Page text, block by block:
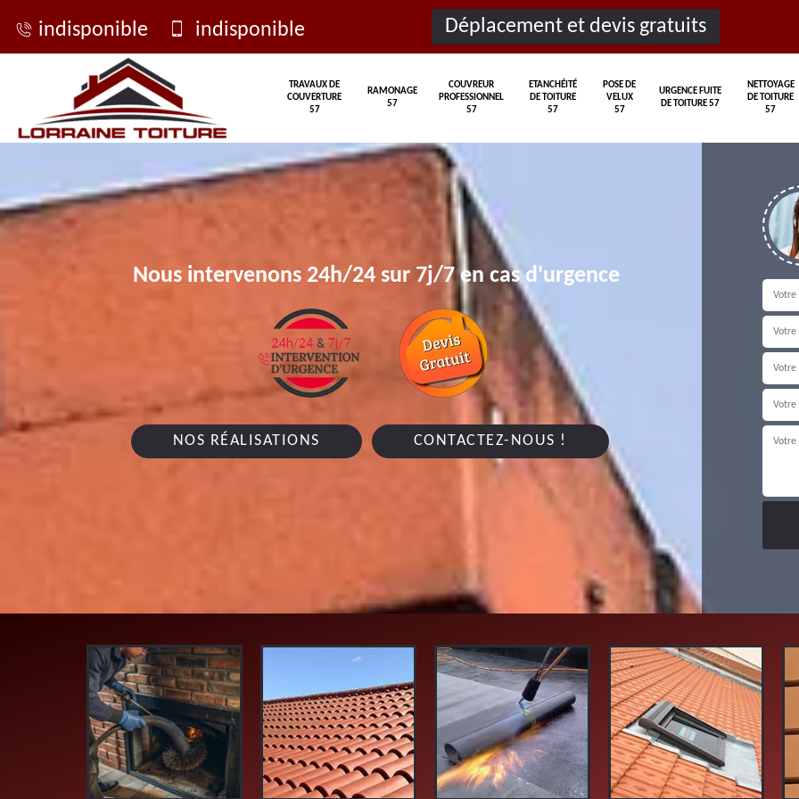
indisponible indisponible Déplacement et devis gratuits
TRAVAUX DE
COUVERTURE
57
RAMONAGE
57
COUVREUR
PROFESSIONNEL
57
ETANCHÉITÉ
DE TOITURE
57
POSE DE
VELUX
57
URGENCE FUITE
DE TOITURE 57
NETTOYAGE
DE TOITURE
57
Nous intervenons 24h/24 sur 7j/7 en cas d'urgence
NOS RÉALISATIONS CONTACTEZ-NOUS !